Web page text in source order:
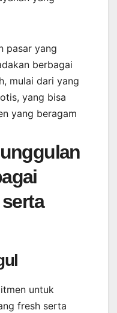
pasar yang
berbagai
mulai dari yang
yang bisa
yang beragam
untuk
fresh serta